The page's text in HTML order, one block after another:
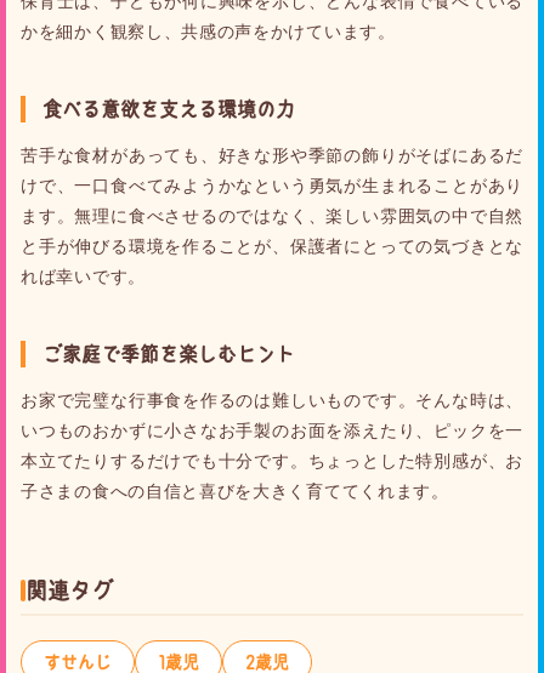
かを細かく観察し、共感の声をかけています。
食べる意欲を支える環境の力
苦手な食材があっても、好きな形や季節の飾りがそばにあるだ
けで、一口食べてみようかなという勇気が生まれることがあり
ます。無理に食べさせるのではなく、楽しい雰囲気の中で自然
と手が伸びる環境を作ることが、保護者にとっての気づきとな
れば幸いです。
ご家庭で季節を楽しむヒント
お家で完璧な行事食を作るのは難しいものです。そんな時は、
いつものおかずに小さなお手製のお面を添えたり、ピックを一
本立てたりするだけでも十分です。ちょっとした特別感が、お
子さまの食への自信と喜びを大きく育ててくれます。
関連タグ
すせんじ 1歳児 2歳児